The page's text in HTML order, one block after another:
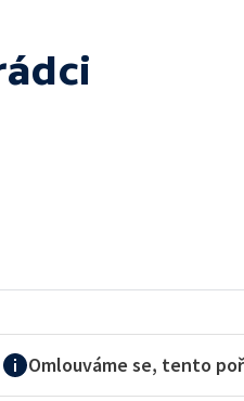
Omlouváme se, tento